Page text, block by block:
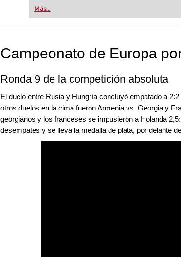
Whether you’re taking your first steps into
more efficiently, intelligently and with a
Más...
Campeonato de Europa
Ronda 9 de la competición absoluta
El duelo entre Rusia y Hungría concluyó empatado a
otros duelos en la cima fueron Armenia vs. Georgia y
georgianos y los franceses se impusieron a Holanda
desempates y se lleva la medalla de plata, por delante